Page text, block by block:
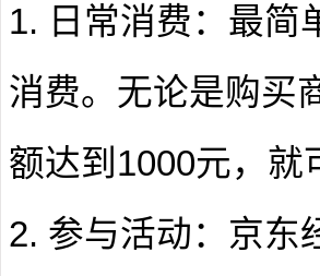
1. 日常消费：最简
消费。无论是购买
额达到1000元，就
2. 参与活动：京东